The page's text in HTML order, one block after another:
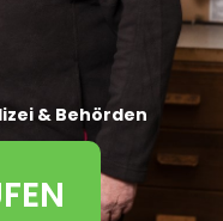
& Behörden